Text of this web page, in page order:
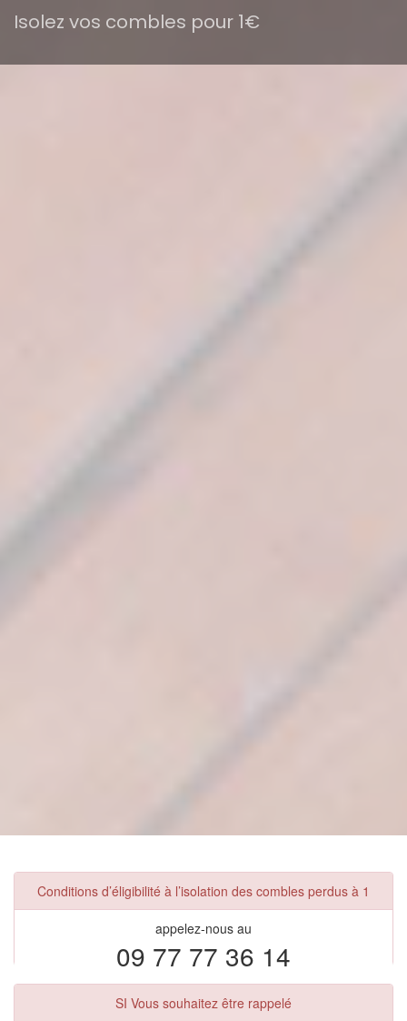
Isolez vos combles pour 1€
Conditions d’éligibilité à l’isolation des combles perdus à 1
appelez-nous au
09 77 77 36 14
SI Vous souhaitez être rappelé